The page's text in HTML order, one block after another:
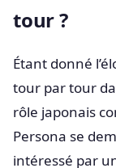
tour ?
Étant donné
tour par tour
rôle japonais
Persona se
intéressé par